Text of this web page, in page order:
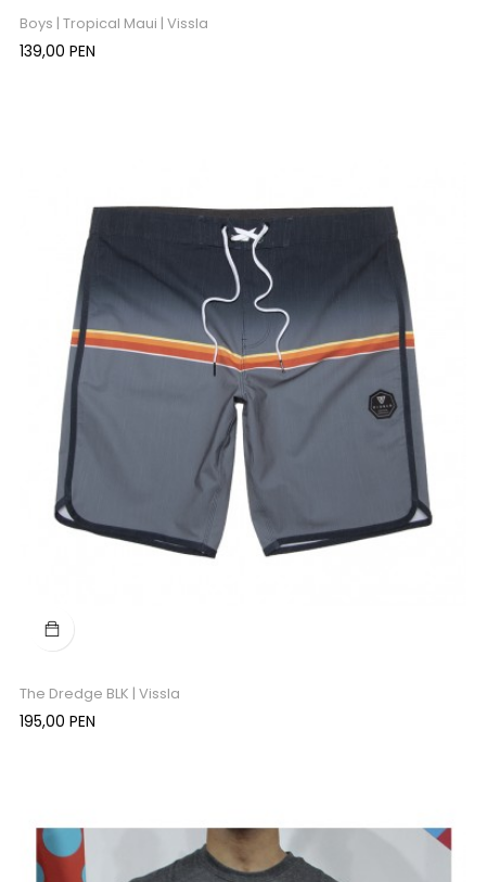
Boys | Tropical Maui | Vissla
Precio
139,00 PEN
The Dredge BLK | Vissla
Precio
195,00 PEN